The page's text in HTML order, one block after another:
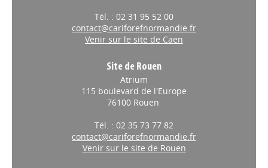
Tél. : 02 31 95 52 00
contact@cariforefnormandie.fr
Venir sur le site de Caen
Site de Rouen
Atrium
115 boulevard de l'Europe
76100 Rouen
Tél. : 02 35 73 77 82
contact@cariforefnormandie.fr
Venir sur le site de Rouen